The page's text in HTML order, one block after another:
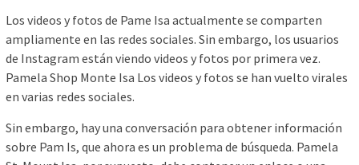
Los videos y fotos de Pame Isa actualmente se comparten
ampliamente en las redes sociales. Sin embargo, los usuarios
de Instagram están viendo videos y fotos por primera vez.
Pamela Shop Monte Isa Los videos y fotos se han vuelto virales
en varias redes sociales.
Sin embargo, hay una conversación para obtener información
sobre Pam Is, que ahora es un problema de búsqueda. Pamela